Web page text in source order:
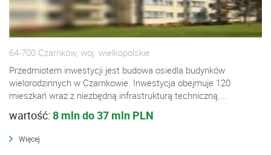
64-700 Czarnków, woj. wielkopolskie
Przedmiotem inwestycji jest budowa osiedla budynków
wielorodzinnych w Czarnkowie. Inwestycja obejmuje 120
mieszkań wraz z niezbędną infrastrukturą techniczną....
wartość: 8 mln do 37 mln PLN
Więcej